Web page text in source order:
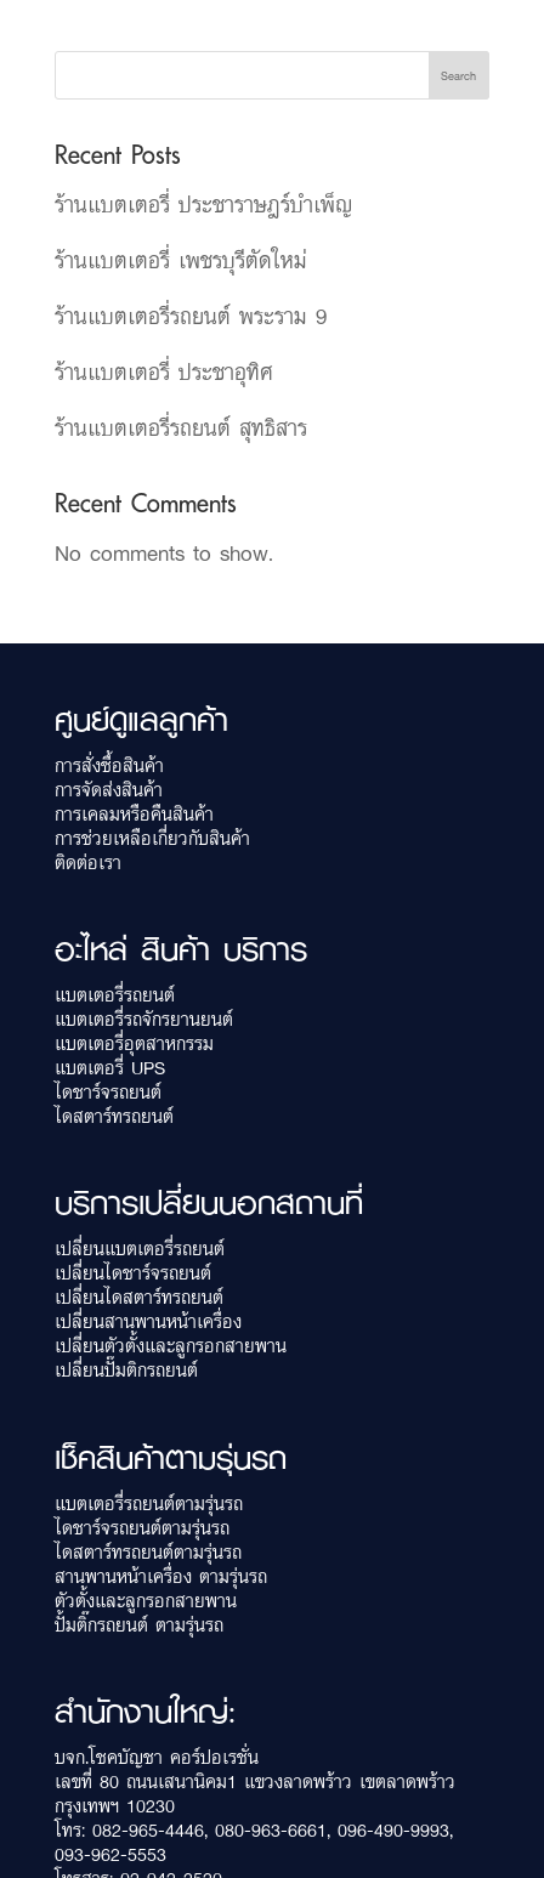
Search
Recent Posts
ร้านแบตเตอรี่ ประชาราษฎร์บำเพ็ญ
ร้านแบตเตอรี่ เพชรบุรีตัดใหม่
ร้านแบตเตอรี่รถยนต์ พระราม 9
ร้านแบตเตอรี่ ประชาอุทิศ
ร้านแบตเตอรี่รถยนต์ สุทธิสาร
Recent Comments
No comments to show.
ศูนย์ดูแลลูกค้า
การสั่งซื้อสินค้า
การจัดส่งสินค้า
การเคลมหรือคืนสินค้า
การช่วยเหลือเกี่ยวกับสินค้า
ติดต่อเรา
อะไหล่ สินค้า บริการ
แบตเตอรี่รถยนต์
แบตเตอรี่รถจักรยานยนต์
แบตเตอรี่อุตสาหกรรม
แบตเตอรี่ UPS
ไดชาร์จรถยนต์
ไดสตาร์ทรถยนต์
บริการเปลี่ยนนอกสถานที่
เปลี่ยนแบตเตอรี่รถยนต์
เปลี่ยนไดชาร์จรถยนต์
เปลี่ยนไดสตาร์ทรถยนต์
เปลี่ยนสานพานหน้าเครื่อง
เปลี่ยนตัวตั้งและลูกรอกสายพาน
เปลี่ยนปั๊มติกรถยนต์
เช็คสินค้าตามรุ่นรถ
แบตเตอรี่รถยนต์ตามรุ่นรถ
ไดชาร์จรถยนต์ตามรุ่นรถ
ไดสตาร์ทรถยนต์ตามรุ่นรถ
สานพานหน้าเครื่อง ตามรุ่นรถ
ตัวตั้งและลูกรอกสายพาน
ปั้มติ๊กรถยนต์ ตามรุ่นรถ
สำนักงานใหญ่:
บจก.โชคบัญชา คอร์ปอเรชั่น
เลขที่ 80 ถนนเสนานิคม1 แขวงลาดพร้าว เขตลาดพร้าว
กรุงเทพฯ 10230
โทร: 082-965-4446, 080-963-6661, 096-490-9993,
093-962-5553